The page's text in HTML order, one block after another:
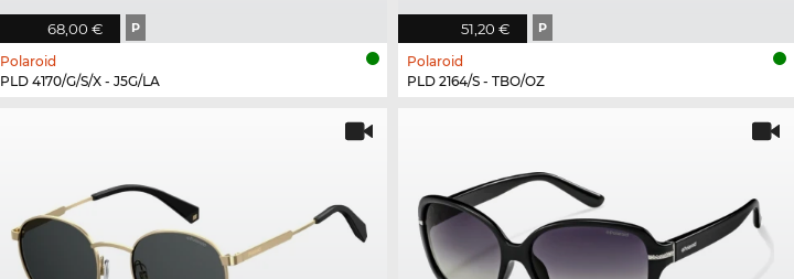
68,00 € P
Polaroid
PLD 4170/G/S/X - J5G/LA
51,20 € P
Polaroid
PLD 2164/S - TBO/OZ